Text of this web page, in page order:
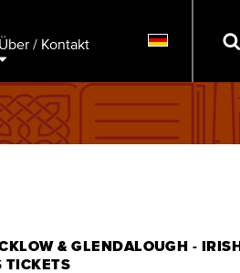
Über / Kontakt
& GLENDALOUGH - IRISH
TICKETS